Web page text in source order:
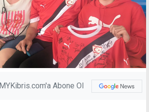
MYKibris.com'a Abone Ol